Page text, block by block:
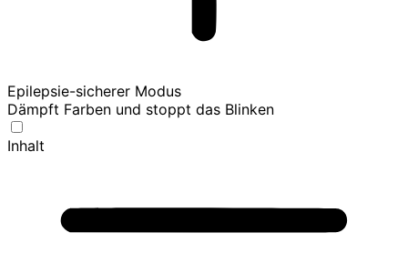
Epilepsie-sicherer Modus
Dämpft Farben und stoppt das Blinken
Inhalt